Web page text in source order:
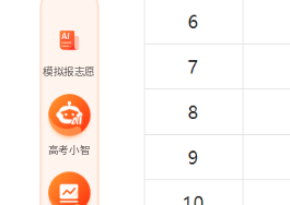
模拟报志愿
高考小智